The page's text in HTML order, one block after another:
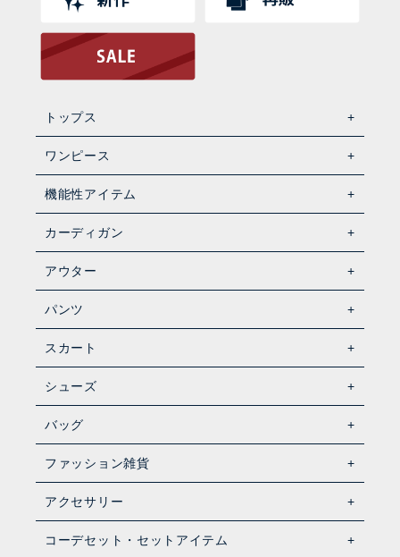
トップス
ワンピース
機能性アイテム
カーディガン
アウター
パンツ
スカート
シューズ
バッグ
ファッション雑貨
アクセサリー
コーデセット・セットアイテム